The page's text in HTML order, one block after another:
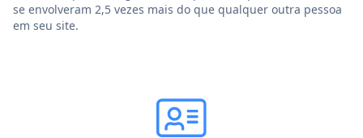
se envolveram 2,5 vezes mais do que qualquer outra pessoa
em seu site.